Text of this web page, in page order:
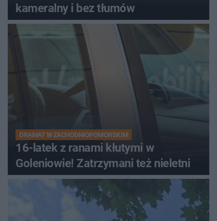
kameralny i bez tłumów
DRAMAT W ZACHODNIOPOMORSKIM
16-latek z ranami kłutymi w
Goleniowie! Zatrzymani też nieletni